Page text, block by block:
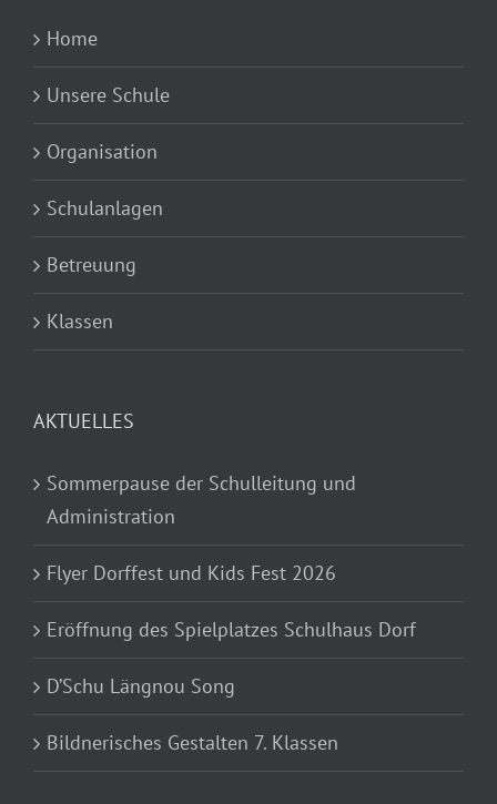
Home
Unsere Schule
Organisation
Schulanlagen
Betreuung
Klassen
AKTUELLES
Sommerpause der Schulleitung und
Administration
Flyer Dorffest und Kids Fest 2026
Eröffnung des Spielplatzes Schulhaus Dorf
D’Schu Längnou Song
Bildnerisches Gestalten 7. Klassen